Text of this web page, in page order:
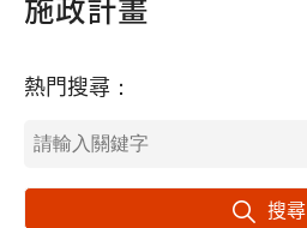
熱門搜尋：
搜尋